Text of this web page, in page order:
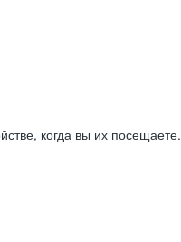
когда вы их посещаете.